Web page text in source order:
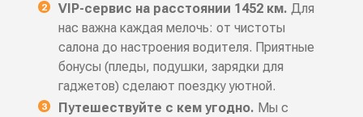
VIP-сервис на расстоянии 1452 км. Для
нас важна каждая мелочь: от чистоты
салона до настроения водителя. Приятные
бонусы (пледы, подушки, зарядки для
гаджетов) сделают поездку уютной.
Путешествуйте с кем угодно. Мы с